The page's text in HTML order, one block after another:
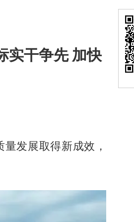
实干争先 加快
发展取得新成效，